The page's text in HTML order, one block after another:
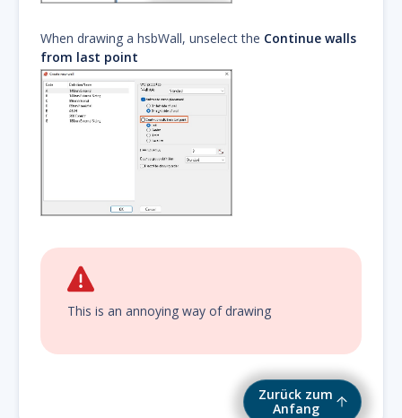
Zurück zum
Anfang
When drawing a hsbWall, unselect the Continue walls
from last point
This is an annoying way of drawing